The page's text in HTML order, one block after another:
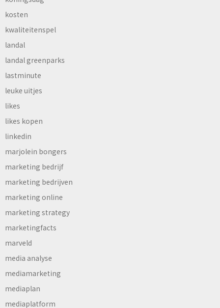
kosten
kwaliteitenspel
landal
landal greenparks
lastminute
leuke uitjes
likes
likes kopen
linkedin
marjolein bongers
marketing bedrijf
marketing bedrijven
marketing online
marketing strategy
marketingfacts
marveld
media analyse
mediamarketing
mediaplan
mediaplatform